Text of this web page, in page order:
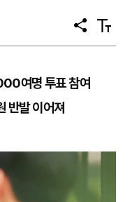
공
유
텍
스
여명 투표 참여
반발 이어져